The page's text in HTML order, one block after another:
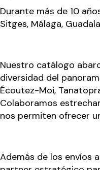
Durante más de 10
Sitges, Málaga,
Nuestro catálogo
diversidad del
Écoutez-Moi,
Colaboramos
nos permiten ofrecer
Además de los envíos